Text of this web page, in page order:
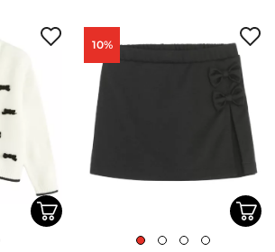
10%